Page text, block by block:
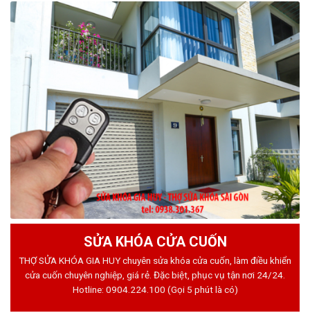
SỬA KHÓA CỬA CUỐN
THỢ SỬA KHÓA GIA HUY chuyên sửa khóa cửa cuốn, làm điều khiển
cửa cuốn chuyên nghiệp, giá rẻ. Đặc biệt, phục vụ tận nơi 24/24.
Hotline: 0904.224.100 (Gọi 5 phút là có)